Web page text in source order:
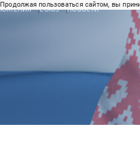
пользоваться сайтом, вы
СОЮЗ НОВОСТИ